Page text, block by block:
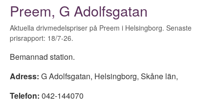
Preem, G Adolfsgatan
Aktuella drivmedelspriser på Preem i Helsingborg. Senaste
prisrapport: 18/7-26.
Bemannad station.
Adress: G Adolfsgatan, Helsingborg, Skåne län,
Telefon: 042-144070